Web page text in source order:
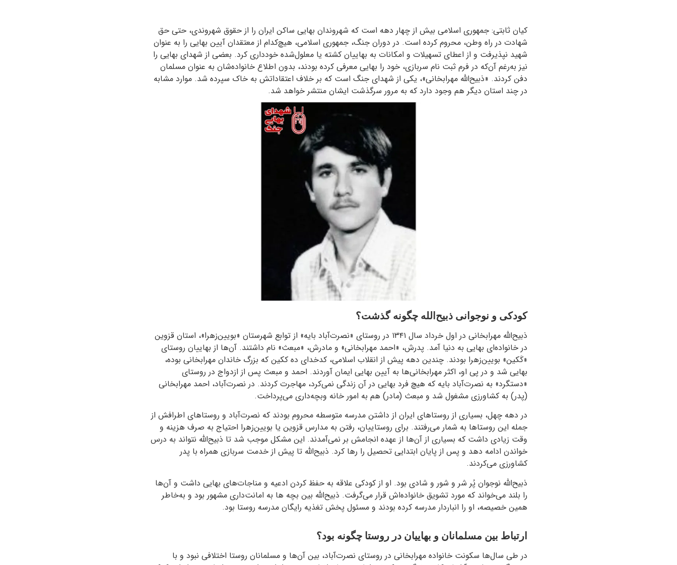
کیان ثابتی: جمهوری اسلامی بیش از چهار دهه است که شهروندان بهایی ساکن ایران را از حقوق شهروندی، حتی حق
شهادت در راه وطن، محروم کرده است. در دوران جنگ، جمهوری اسلامی، هیچ‌کدام از معتقدان آیین بهایی را به عنوان
شهید نپذیرفت و از اعطای تسهیلات و امکانات به بهاییان کشته یا معلول‌شده خودداری کرد. بعضی از شهدای بهایی را
نیز به‌رغم آن‌که در فرم ثبت نام سربازی، خود را بهایی معرفی کرده بودند، بدون اطلاع خانواده‌شان به عنوان مسلمان
دفن کردند. «ذبیح‌الله مهرابخانی»، یکی از شهدای جنگ است که بر خلاف اعتقاداتش به خاک سپرده شد. موارد مشابه
در چند استان دیگر هم وجود دارد که به مرور سرگذشت ایشان منتشر خواهد شد.
کودکی و نوجوانی ذبیح‌الله چگونه گذشت؟
ذبیح‌الله مهرابخانی در اول خرداد سال ۱۳۴۱ در روستای «نصرت‌آباد بایه» از توابع شهرستان «بویین‌زهرا»، استان قزوین
در خانواده‌ای بهایی به دنیا آمد. پدرش، «احمد مهرابخانی» و مادرش، «مبعث» نام داشتند. آن‌ها از بهاییان روستای
«کَکین» بویین‌زهرا بودند. چندین دهه پیش از انقلاب اسلامی، کدخدای ده ککین که بزرگ خاندان مهرابخانی بوده،
بهایی شد و در پی او، اکثر مهرابخانی‌ها به آیین بهایی ایمان آوردند. احمد و مبعث پس از ازدواج در روستای
«دستگرد» به نصرت‌آباد بایه که هیچ فرد بهایی در آن زندگی نمی‌کرد، مهاجرت کردند. در نصرت‌آباد، احمد مهرابخانی
(پدر) به کشاورزی مشغول شد و مبعث (مادر) هم به امور خانه وبچه‌داری می‌پرداخت.
در دهه چهل، بسیاری از روستاهای ایران از داشتن مدرسه متوسطه محروم بودند که نصرت‌آباد و روستاهای اطرافش از
جمله این روستاها به شمار می‌رفتند. برای روستاییان، رفتن به مدارس قزوین یا بویین‌زهرا احتیاج به صرف هزینه و
وقت زیادی داشت که بسیاری از آن‌ها از عهده انجامش بر نمی‌آمدند. این مشکل موجب شد تا ذبیح‌الله نتواند به درس
خواندن ادامه دهد و پس از پایان ابتدایی تحصیل را رها کرد. ذبیح‌الله تا پیش از خدمت سربازی همراه با پدر
کشاورزی می‌کردند.
ذبیح‌الله نوجوان پُر شر و شور و شادی بود. او از کودکی علاقه به حفظ کردن ادعیه و مناجات‌های بهایی داشت و آن‌ها
را بلند می‌خواند که مورد تشویق خانواده‌اش قرار می‌گرفت. ذبیح‌الله بین بچه ها به امانت‌داری مشهور بود و به‌خاطر
همین خصیصه، او را انباردار مدرسه کرده بودند و مسئول پخش تغذیه رایگان مدرسه روستا بود.
ارتباط بین مسلمانان و بهاییان در روستا چگونه بود؟
در طی سال‌ها سکونت خانواده مهرابخانی در روستای نصرت‌آباد، بین آن‌ها و مسلمانان روستا اختلافی نبود و با